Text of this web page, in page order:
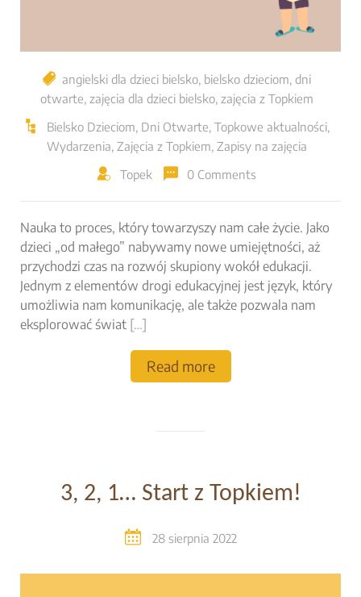
angielski dla dzieci bielsko, bielsko dzieciom, dni
otwarte, zajęcia dla dzieci bielsko, zajęcia z Topkiem
Bielsko Dzieciom, Dni Otwarte, Topkowe aktualności,
Wydarzenia, Zajęcia z Topkiem, Zapisy na zajęcia
Topek
0 Comments
Nauka to proces, który towarzyszy nam całe życie. Jako
dzieci „od małego” nabywamy nowe umiejętności, aż
przychodzi czas na rozwój skupiony wokół edukacji.
Jednym z elementów drogi edukacyjnej jest język, który
umożliwia nam komunikację, ale także pozwala nam
eksplorować świat […]
Read more
3, 2, 1… Start z Topkiem!
28 sierpnia 2022